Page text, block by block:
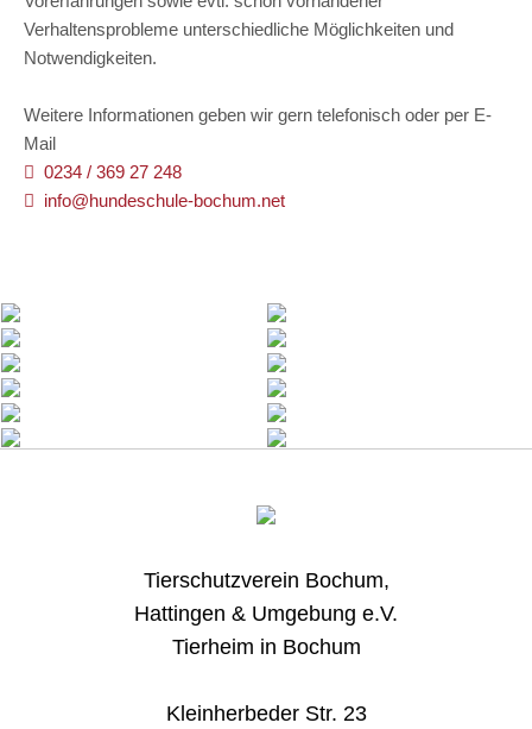
Verhaltensprobleme unterschiedliche Möglichkeiten und
Notwendigkeiten.
Weitere Informationen geben wir gern telefonisch oder per E-
Mail
0234 / 369 27 248
info@hundeschule-bochum.net
Tierschutzverein Bochum,
Hattingen & Umgebung e.V.
Tierheim in Bochum
Kleinherbeder Str. 23